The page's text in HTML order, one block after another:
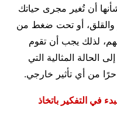
أن تُغير مجرى حياتك
والقلق، أو تحت ضغط من
لذلك يجب أن تقوم
الحالة المثالية التي
حرًا من أي تأثير خارجي.
في التفكير باتخاذ